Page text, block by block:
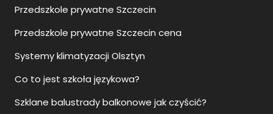
Przedszkole prywatne Szczecin
Przedszkole prywatne Szczecin cena
Systemy klimatyzacji Olsztyn
Co to jest szkoła językowa?
Szklane balustrady balkonowe jak czyścić?